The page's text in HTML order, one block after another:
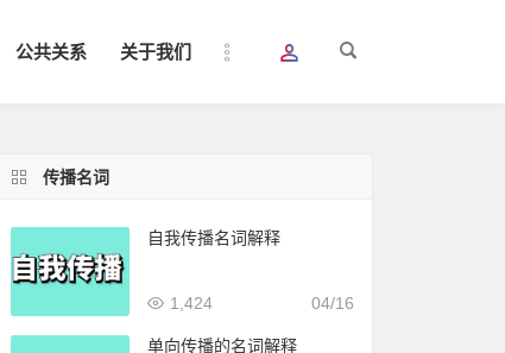
公共关系 关于我们
传播名词
自我传播名词解释
04/16
1,424
单向传播的名词解释